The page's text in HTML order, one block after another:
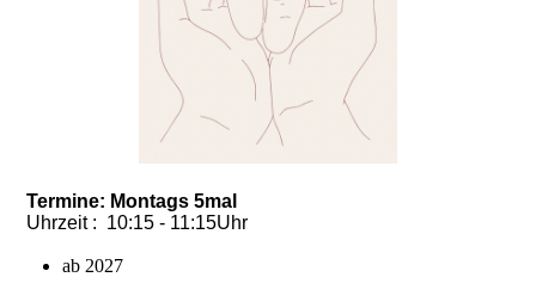
Termine: Montags 5mal
Uhrzeit : 10:15 - 11:15Uhr
ab 2027